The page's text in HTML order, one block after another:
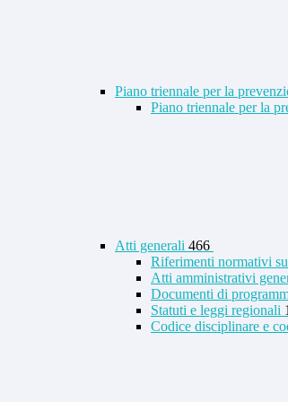
Piano triennale per la
Piano triennale per la
Atti generali 466
Riferimenti normativi
Atti amministrativi
Documenti di
Statuti e leggi regionali 1
Codice disciplinare e